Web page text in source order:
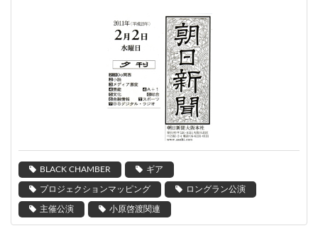
BLACK CHAMBER ギア
プロジェクションマッピング ロングラン公演
主催公演 小原啓渡関連